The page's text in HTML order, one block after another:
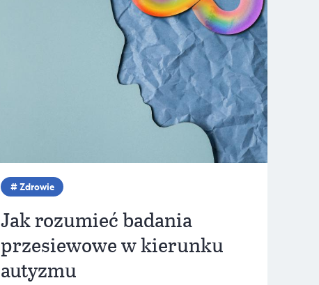
Zdrowie
Jak rozumieć badania
przesiewowe w kierunku
autyzmu